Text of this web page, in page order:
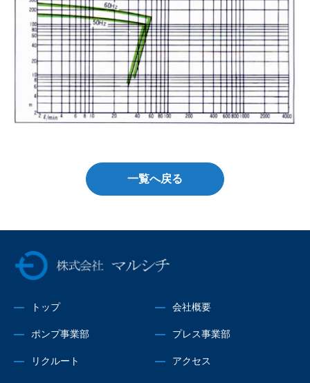
一覧へ戻る
トップ 会社概要
ポンプ事業部 プレス事業部
リクルート アクセス